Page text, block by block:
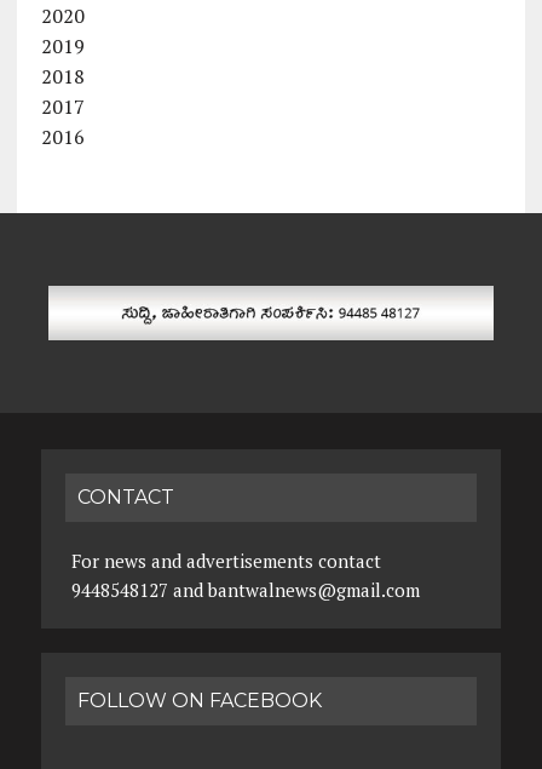
2020
2019
2018
2017
2016
CONTACT
For news and advertisements contact
9448548127 and bantwalnews@gmail.com
FOLLOW ON FACEBOOK